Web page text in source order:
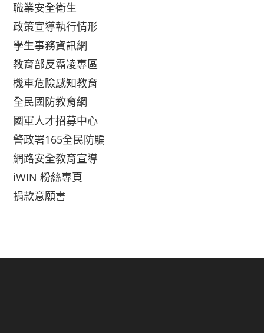
職業安全衛生
政策宣導執行情形
學生事務資訊網
教育部反霸凌專區
機車危險感知教育
全民國防教育網
國軍人才招募中心
警政署165全民防騙
網路安全教育宣導
iWIN 粉絲專頁
捐款意願書